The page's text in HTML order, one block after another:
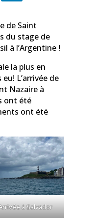
de Saint
du stage de
à l’Argentine !
la plus en
L’arrivée de
Nazaire à
ont été
ont été
à Salvador